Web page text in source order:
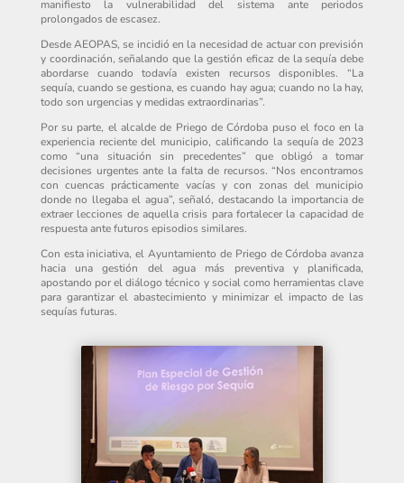
manifiesto la vulnerabilidad del sistema ante periodos
prolongados de escasez.
Desde AEOPAS, se incidió en la necesidad de actuar con previsión
y coordinación, señalando que la gestión eficaz de la sequía debe
abordarse cuando todavía existen recursos disponibles. “La
sequía, cuando se gestiona, es cuando hay agua; cuando no la hay,
todo son urgencias y medidas extraordinarias”.
Por su parte, el alcalde de Priego de Córdoba puso el foco en la
experiencia reciente del municipio, calificando la sequía de 2023
como “una situación sin precedentes” que obligó a tomar
decisiones urgentes ante la falta de recursos. “Nos encontramos
con cuencas prácticamente vacías y con zonas del municipio
donde no llegaba el agua”, señaló, destacando la importancia de
extraer lecciones de aquella crisis para fortalecer la capacidad de
respuesta ante futuros episodios similares.
Con esta iniciativa, el Ayuntamiento de Priego de Córdoba avanza
hacia una gestión del agua más preventiva y planificada,
apostando por el diálogo técnico y social como herramientas clave
para garantizar el abastecimiento y minimizar el impacto de las
sequías futuras.